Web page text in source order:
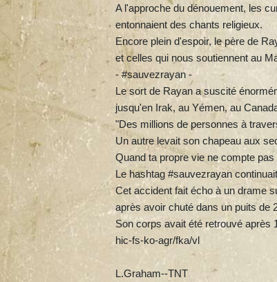
A l'approche du dénouement, les
entonnaient des chants religieux.
Encore plein d'espoir, le père de
et celles qui nous soutiennent au
- #sauvezrayan -
Le sort de Rayan a suscité
jusqu'en Irak, au Yémen, au
"Des millions de personnes à
Un autre levait son chapeau aux
Quand ta propre vie ne compte
Le hashtag #sauvezrayan
Cet accident fait écho à un drame
après avoir chuté dans un puits de
Son corps avait été retrouvé après
hic-fs-ko-agr/fka/vl
L.Graham--TNT